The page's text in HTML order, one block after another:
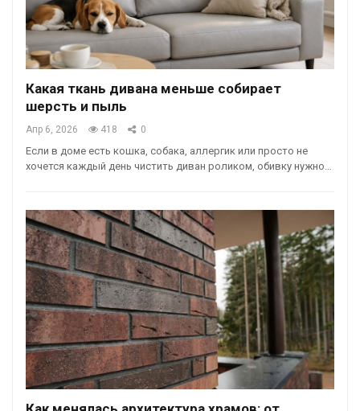
Какая ткань дивана меньше собирает
шерсть и пыль
Апр 6, 2026 418 0
Если в доме есть кошка, собака, аллергик или просто не
хочется каждый день чистить диван роликом, обивку нужно…